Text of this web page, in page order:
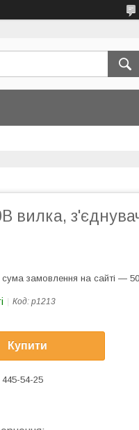
вилка,
сума замовлення на сайті —
Код: p1213
Купити
54-25